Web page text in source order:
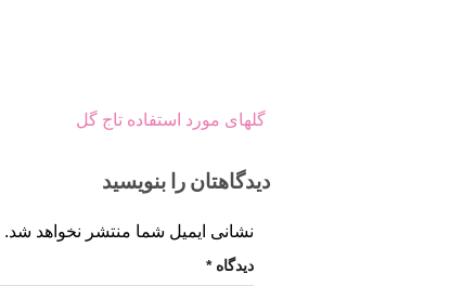
گلهای مورد استفاده تاج گل
دیدگاهتان را بنویسید
نشانی ایمیل شما منتشر نخواهد شد.
دیدگاه*